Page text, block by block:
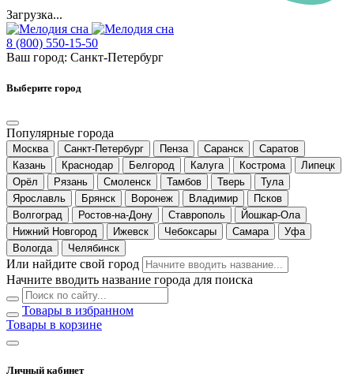
Загрузка...
8 (800) 550-15-50
Ваш город: Санкт-Петербург
Выберите город
Популярные города
Москва Санкт-Петербург Пенза Саранск
Саратов
Казань
Краснодар Белгород Калуга Кострома
Липецк
Орёл
Рязань Смоленск Тамбов Тверь
Тула
Ярославль
Брянск Воронеж Владимир
Псков
Волгоград
Ростов-на-Дону Ставрополь
Йошкар-Ола
Нижний Новгород
Ижевск Чебоксары Самара
Уфа
Вологда
Челябинск
Или найдите свой город
Начните вводить название города для поиска
Товары в избранном
Товары в корзине
Личный кабинет